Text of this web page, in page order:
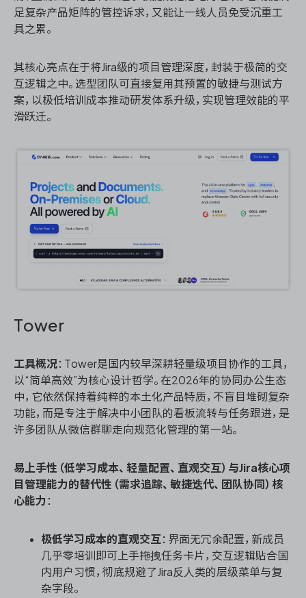
足复杂产品矩阵的管控诉求，又能让一线人员免受沉重工
具之累。
其核心亮点在于将Jira级的项目管理深度，封装于极简的交
互逻辑之中。选型团队可直接复用其预置的敏捷与测试方
案，以极低培训成本推动研发体系升级，实现管理效能的平
滑跃迁。
Tower
工具概况：Tower是国内较早深耕轻量级项目协作的工具，
以“简单高效”为核心设计哲学。在2026年的协同办公生态
中，它依然保持着纯粹的本土化产品特质，不盲目堆砌复杂
功能，而是专注于解决中小团队的看板流转与任务跟进，是
许多团队从微信群聊走向规范化管理的第一站。
易上手性（低学习成本、轻量配置、直观交互）与Jira核心项
目管理能力的替代性（需求追踪、敏捷迭代、团队协同）核
心能力 ：
极低学习成本的直观交互 ：界面无冗余配置，新成员
几乎零培训即可上手拖拽任务卡片，交互逻辑贴合国
内用户习惯，彻底规避了Jira反人类的层级菜单与复
杂字段。